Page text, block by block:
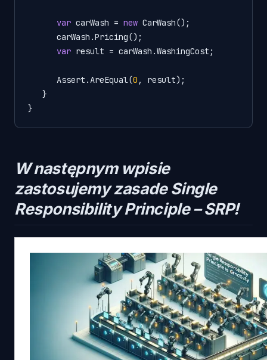
var carWash = new CarWash();
var result = carWash.WashingCost;
      Assert.AreEqual(
0 , result);
}
W następnym wpisie
zastosujemy zasade Single
Responsibility Principle – SRP!